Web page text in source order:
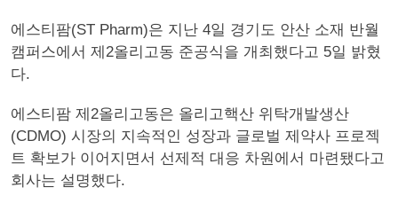
에스티팜(ST Pharm)은 지난 4일 경기도 안산 소재 반월
캠퍼스에서 제2올리고동 준공식을 개최했다고 5일 밝혔
다.
에스티팜 제2올리고동은 올리고핵산 위탁개발생산
(CDMO) 시장의 지속적인 성장과 글로벌 제약사 프로젝
트 확보가 이어지면서 선제적 대응 차원에서 마련됐다고
회사는 설명했다.